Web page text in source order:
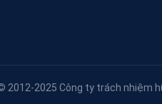
2012-2025 Công ty trách nhiệm